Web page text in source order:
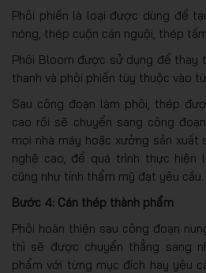
Phôi phiến là loại được dùng để
nóng, thép cuộn cán nguội, thép
Phôi Bloom được sử dụng để thay
thanh và phôi phiến tùy thuộc vào
Sau công đoạn làm phôi, thép
cao rồi sẽ chuyển sang công
mọi nhà máy hoặc xưởng sản
nghệ cao, để quá trình thực hiện
cũng như tính thẩm mỹ đạt yêu cầu.
Bước 4: Cán thép thành phẩm
Phôi hoàn thiện sau công đoạn
thì sẽ được chuyển thẳng sang
phẩm với từng mục đích hay yêu